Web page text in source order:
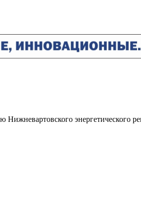
Нижневартовского энергетического